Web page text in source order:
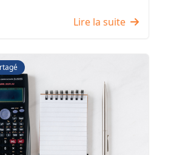
Lire la suite